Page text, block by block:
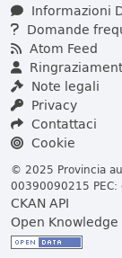
Informazioni
Domande
Atom Feed
Note legali
Privacy
Contattaci
Cookie
© 2025 Provincia
00390090215 PEC:
CKAN API
Open